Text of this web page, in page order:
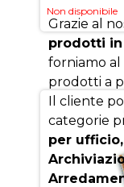
Non disponibile
Grazie al
prodotti in
forniamo al
prodotti a
Il cliente
categorie
per